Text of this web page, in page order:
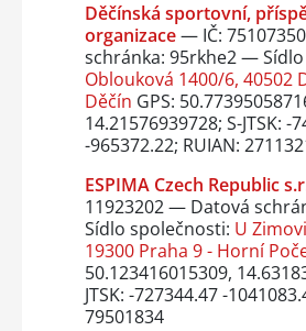
Děčínská sportovní,
organizace— IČ:
schránka: 95rkhe2 —
Oblouková 1400/6, 40502
Děčín GPS:
14.21576939728; S-JTSK: -
-965372.22; RUIAN:
ESPIMA Czech Republic
11923202 — Datová
Sídlo společnosti: U
19300 Praha 9 - Horní
50.123416015309,
JTSK: -727344.47 -
79501834